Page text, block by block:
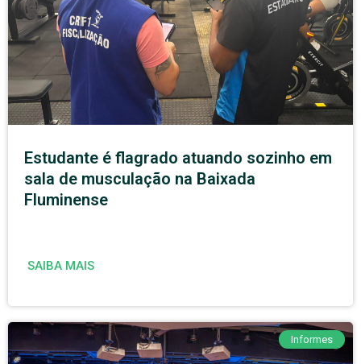
Estudante é flagrado atuando sozinho em
sala de musculação na Baixada
Fluminense
SAIBA MAIS
Informes